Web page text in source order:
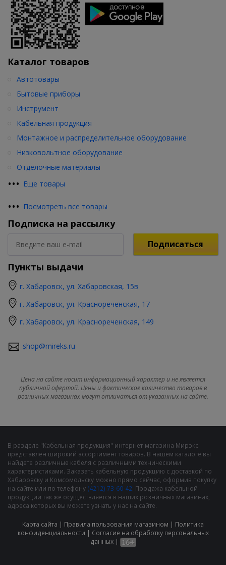
Каталог товаров
••• Еще товары
Автотовары
Бытовые приборы
Инструмент
Кабельная продукция
Монтажное и распределительное оборудование
Низковольтное оборудование
Отделочные материалы
••• Посмотреть все товары
Подписка на рассылку
Подписаться
Пункты выдачи
г. Хабаровск, ул. Хабаровская, 15в
г. Хабаровск, ул. Краснореченская, 17
г. Хабаровск, ул. Краснореченская, 149
shop@mireks.ru
Цена на сайте носит информационный характер и не является
публичной офертой. Цены и фактическое количество товаров в
розничных магазинах могут отличаться от указанных на сайте.
В разделе "Кабельная продукция" интернет-магазина Мирэкс
представлен широкий ассортимент товаров. В нашем каталоге вы
найдете различные кабеля с различными техническими
характеристиками. Заказать кабельную продукцию с доставкой по
Хабаровску и Комсомольску можно прямо сейчас, оформив покупку
на сайте или по телефону (4212) 73-60-42. Продажа кабельной
продукции так же осуществляется в наших розничных магазинах,
адреса которых вы можете узнать у нас на сайте.
Карта сайта | Правила пользования магазином | Политика
конфиденциальности | Cогласие на обработку персональных
данных|